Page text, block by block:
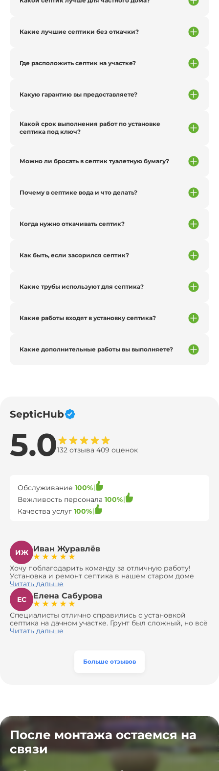
Какие лучшие септики без откачки?
Где расположить септик на участке?
Какую гарантию вы предоставляете?
Какой срок выполнения работ по установке
септика под ключ?
Можно ли бросать в септик туалетную бумагу?
Почему в септике вода и что делать?
Когда нужно откачивать септик?
Как быть, если засорился септик?
Какие трубы используют для септика?
Какие работы входят в установку септика?
Какие дополнительные работы вы выполняете?
SepticHub
5.0132 отзыва 409 оценок
Обслуживание 100%
Вежливость персонала 100%
Качества услуг 100%
ИЖ Иван Журавлёв
Хочу поблагодарить команду за отличную работу!
Установка и ремонт септика в нашем старом доме
оказались сложной задачей, но ребята справились на
все 100%. Всё сделали аккуратно и профессионально.
Давали полезные рекомендации, не пытались
навязать ничего лишнего, помогли с выбором и
доставкой материалов, что позволило нам
сэкономить. Выполнили монтаж и демонтаж
оборудования, заменили трубы, обновили
эту компанию всем, кто ищет надёжных
Читать дальше
ЕС
Елена Сабурова
Специалисты отлично справились с установкой
септика на дачном участке. Грунт был сложный, но всё
сделали быстро и аккуратно. Помогли выбрать
Читать дальше
Больше отзывов
После монтажа остаемся на
связи